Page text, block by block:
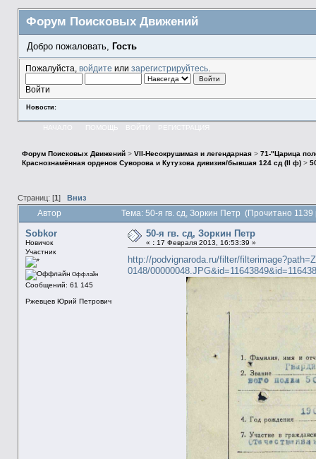
Форум Поисковых Движений
Добро пожаловать, Гость
Пожалуйста, войдите или зарегистрируйтесь.
Войти
Новости:
НАЧАЛО ПОМОЩЬ ВОЙТИ РЕГИСТРАЦИЯ
Форум Поисковых Движений> VII-Несокрушимая и легендарная> 71-"Царица
Краснознамённая орденов Суворова и Кутузова дивизия/бывшая 124 сд (II ф)>
Страниц: [1 ] Вниз
Автор Тема: 50-я гв. сд, Зоркин Петр (Прочитано 1139
Sobkor
Новичок
Участник
Оффлайн
Сообщений: 61 145
Ржевцев Юрий Петрович
50-я гв. сд, Зоркин Петр
« : 17 Февраля 2013, 16:53:39 »
http://podvignaroda.ru/filter/
0148/